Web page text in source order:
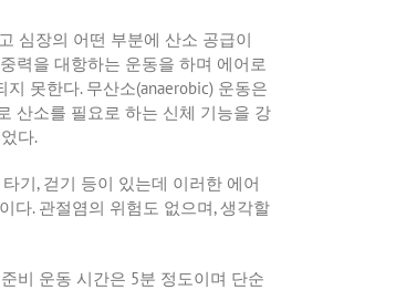
심장의 어떤 부분에 산소 공급이
력을 대항하는 운동을 하며 에어로
지 못한다. 무산소(anaerobic) 운동은
산소를 필요로 하는 신체 기능을 강
다.
기, 걷기 등이 있는데 이러한 에어
다. 관절염의 위험도 없으며,생각할
준비 운동 시간은 5분 정도이며 단순